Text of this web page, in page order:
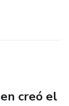
creó el